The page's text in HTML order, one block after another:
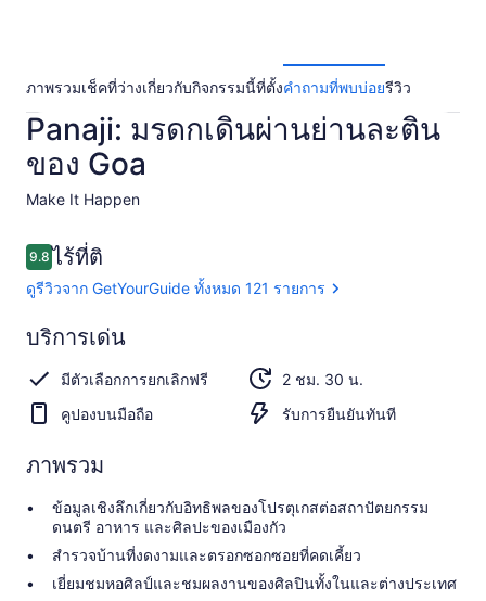
ภาพรวมเช็คที่ว่างเกี่ยวกับกิจกรรมนี้ที่ตั้งคำถามที่พบบ่อยรีวิว
Panaji: มรดกเดินผ่านย่านละติน
ของ Goa
Make It Happen​
รีวิว
9.89.8 จาก 10
ไร้ที่ติ
ดูรีวิวจาก GetYourGuide ทั้งหมด 121 รายการ
9.8 จาก 10
ไร้
ติ
ดูรีวิวจาก
ทั้งหมด 121
รายการ
บริการเด่น
มีตัวเลือกการยกเลิกฟรี
2 ชม. 30 น.
คูปองบนมือถือ
รับการยืนยันทันที
ภาพรวม
ข้อมูลเชิงลึกเกี่ยวกับอิทธิพลของโปรตุเกสต่อสถาปัตยกรรม
ดนตรี อาหาร และศิลปะของเมืองกัว
สำรวจบ้านที่งดงามและตรอกซอกซอยที่คดเคี้ยว
เยี่ยมชมหอศิลป์และชมผลงานของศิลปินทั้งในและต่างประเทศ